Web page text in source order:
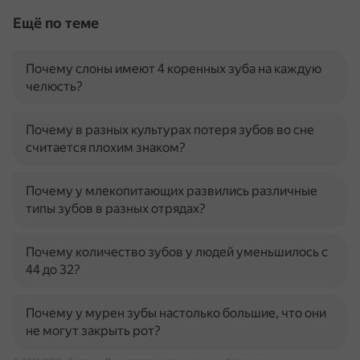
Ещё по теме
Почему слоны имеют 4 коренных зуба на каждую
челюсть?
Почему в разных культурах потеря зубов во сне
считается плохим знаком?
Почему у млекопитающих развились различные
типы зубов в разных отрядах?
Почему количество зубов у людей уменьшилось с
44 до 32?
Почему у мурен зубы настолько большие, что они
не могут закрыть рот?